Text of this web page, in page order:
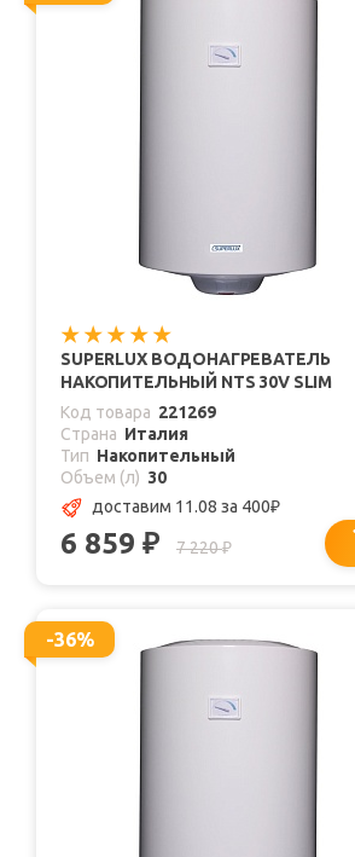
SUPERLUX ВОДОНАГРЕВАТЕЛЬ
НАКОПИТЕЛЬНЫЙ NTS 30V SLIM
Код товара 221269
Страна Италия
Тип Накопительный
Объем (л) 30
доставим 11.08 за 400₽
6 859 ₽ 7 220₽
-36%